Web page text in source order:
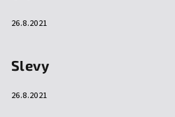
26.8.2021
Slevy
26.8.2021